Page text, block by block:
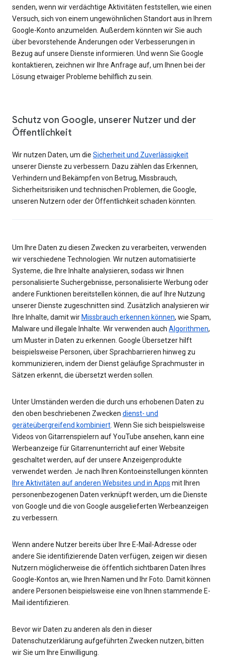
senden, wenn wir verdächtige Aktivitäten feststellen, wie einen
Versuch, sich von einem ungewöhnlichen Standort aus in Ihrem
Google-Konto anzumelden. Außerdem könnten wir Sie auch
über bevorstehende Änderungen oder Verbesserungen in
Bezug auf unsere Dienste informieren. Und wenn Sie Google
kontaktieren, zeichnen wir Ihre Anfrage auf, um Ihnen bei der
Lösung etwaiger Probleme behilflich zu sein.
Schutz von Google, unserer Nutzer und der
Öffentlichkeit
Wir nutzen Daten, um die Sicherheit und Zuverlässigkeit
unserer Dienste zu verbessern. Dazu zählen das Erkennen,
Verhindern und Bekämpfen von Betrug, Missbrauch,
Sicherheitsrisiken und technischen Problemen, die Google,
unseren Nutzern oder der Öffentlichkeit schaden könnten.
Um Ihre Daten zu diesen Zwecken zu verarbeiten, verwenden
wir verschiedene Technologien. Wir nutzen automatisierte
Systeme, die Ihre Inhalte analysieren, sodass wir Ihnen
personalisierte Suchergebnisse, personalisierte Werbung oder
andere Funktionen bereitstellen können, die auf Ihre Nutzung
unserer Dienste zugeschnitten sind. Zusätzlich analysieren wir
Ihre Inhalte, damit wir Missbrauch erkennen können, wie Spam,
Malware und illegale Inhalte. Wir verwenden auch Algorithmen,
um Muster in Daten zu erkennen. Google Übersetzer hilft
beispielsweise Personen, über Sprachbarrieren hinweg zu
kommunizieren, indem der Dienst geläufige Sprachmuster in
Sätzen erkennt, die übersetzt werden sollen.
Unter Umständen werden die durch uns erhobenen Daten zu
den oben beschriebenen Zwecken dienst- und
geräteübergreifend kombiniert . Wenn Sie sich beispielsweise
Videos von Gitarrenspielern auf YouTube ansehen, kann eine
Werbeanzeige für Gitarrenunterricht auf einer Website
geschaltet werden, auf der unsere Anzeigenprodukte
verwendet werden. Je nach Ihren Kontoeinstellungen könnten
Ihre Aktivitäten auf anderen Websites und in Apps mit Ihren
personenbezogenen Daten verknüpft werden, um die Dienste
von Google und die von Google ausgelieferten Werbeanzeigen
zu verbessern.
Wenn andere Nutzer bereits über Ihre E-Mail-Adresse oder
andere Sie identifizierende Daten verfügen, zeigen wir diesen
Nutzern möglicherweise die öffentlich sichtbaren Daten Ihres
Google-Kontos an, wie Ihren Namen und Ihr Foto. Damit können
andere Personen beispielsweise eine von Ihnen stammende E-
Mail identifizieren.
Bevor wir Daten zu anderen als den in dieser
Datenschutzerklärung aufgeführten Zwecken nutzen, bitten
wir Sie um Ihre Einwilligung.